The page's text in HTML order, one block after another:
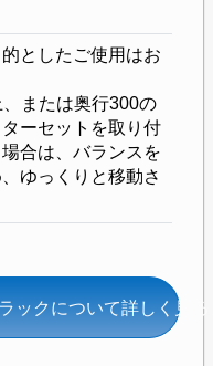
としたご使用はお
または奥行300の
ーセットを取り付
合は、バランスを
ゆっくりと移動さ
ックについて詳しく見る